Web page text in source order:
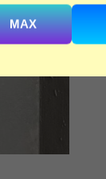
MAX